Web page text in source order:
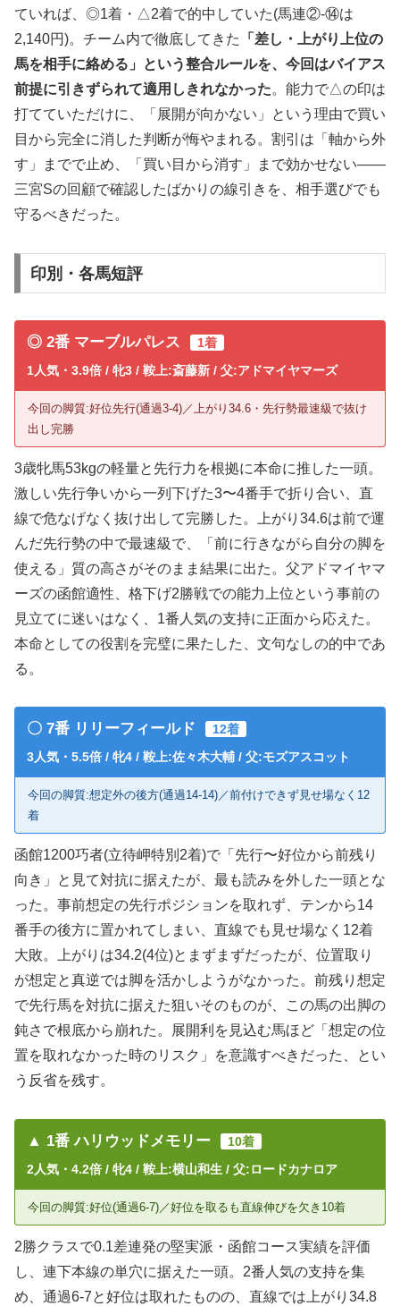
ていれば、◎1着・△2着で的中していた(馬連②-⑭は
2,140円)。チーム内で徹底してきた
「差し・上がり上位の
馬を相手に絡める」という整合ルールを、今回はバイアス
前提に引きずられて適用しきれなかった。能力で△の印は
打てていただけに、「展開が向かない」という理由で買い
目から完全に消した判断が悔やまれる。割引は「軸から外
す」までで止め、「買い目から消す」まで効かせない——
三宮Sの回顧で確認したばかりの線引きを、相手選びでも
守るべきだった。
印別・各馬短評
◎ 2番 マーブルパレス
1着
1人気・3.9倍 / 牝3 / 鞍上:斎藤新 / 父:アドマイヤマーズ
今回の脚質:好位先行(通過3-4)／上がり34.6・先行勢最速級で抜け
出し完勝
3歳牝馬53kgの軽量と先行力を根拠に本命に推した一頭。
激しい先行争いから一列下げた3〜4番手で折り合い、直
線で危なげなく抜け出して完勝した。上がり34.6は前で運
んだ先行勢の中で最速級で、「前に行きながら自分の脚を
使える」質の高さがそのまま結果に出た。父アドマイヤマ
ーズの函館適性、格下げ2勝戦での能力上位という事前の
見立てに迷いはなく、1番人気の支持に正面から応えた。
本命としての役割を完璧に果たした、文句なしの的中であ
る。
〇 7番 リリーフィールド
12着
3人気・5.5倍 / 牝4 / 鞍上:佐々木大輔 / 父:モズアスコット
今回の脚質:想定外の後方(通過14-14)／前付けできず見せ場なく12
着
函館1200巧者(立待岬特別2着)で「先行〜好位から前残り
向き」と見て対抗に据えたが、最も読みを外した一頭とな
った。事前想定の先行ポジションを取れず、テンから14
番手の後方に置かれてしまい、直線でも見せ場なく12着
大敗。上がりは34.2(4位)とまずまずだったが、位置取り
が想定と真逆では脚を活かしようがなかった。前残り想定
で先行馬を対抗に据えた狙いそのものが、この馬の出脚の
鈍さで根底から崩れた。展開利を見込む馬ほど「想定の位
置を取れなかった時のリスク」を意識すべきだった、とい
う反省を残す。
▲ 1番 ハリウッドメモリー
10着
2人気・4.2倍 / 牝4 / 鞍上:横山和生 / 父:ロードカナロア
今回の脚質:好位(通過6-7)／好位を取るも直線伸びを欠き10着
2勝クラスで0.1差連発の堅実派・函館コース実績を評価
し、連下本線の単穴に据えた一頭。2番人気の支持を集
め、通過6-7と好位は取れたものの、直線では上がり34.8